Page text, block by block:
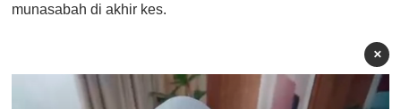
munasabah di akhir kes.
×